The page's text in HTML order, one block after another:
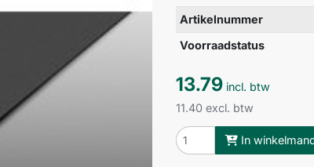
Artikelnummer
Voorraadstatus
13.79 incl. btw
11.40 excl. btw
In